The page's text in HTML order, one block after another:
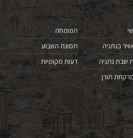
בנתניה
שבת נתניה
תורן
המומחה
תמונת השבוע
דעות מקומיות